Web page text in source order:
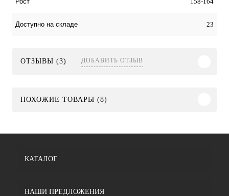
Доступно на складе 23
ОТЗЫВЫ (3) ДОБАВИТЬ ОТЗЫВ
ПОХОЖИЕ ТОВАРЫ (8)
КАТАЛОГ
НАШИ ПРЕДЛОЖЕНИЯ